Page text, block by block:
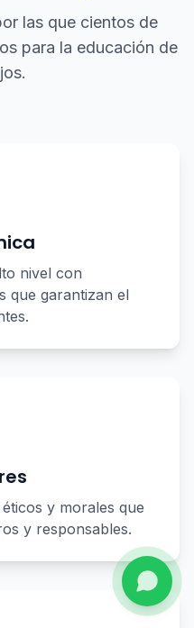
las que cientos de
para la educación de
nivel con
que garantizan el
y morales que
y responsables.